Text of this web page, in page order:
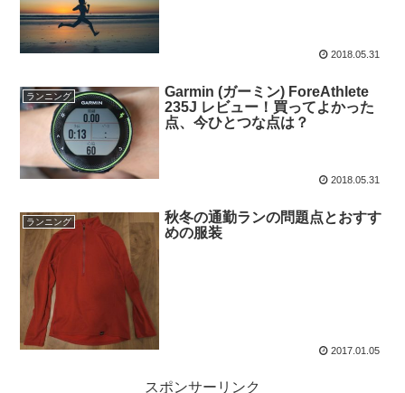
2018.05.31
ランニング
Garmin (ガーミン) ForeAthlete
235J レビュー！買ってよかった
点、今ひとつな点は？
2018.05.31
ランニング
秋冬の通勤ランの問題点とおすす
めの服装
2017.01.05
スポンサーリンク